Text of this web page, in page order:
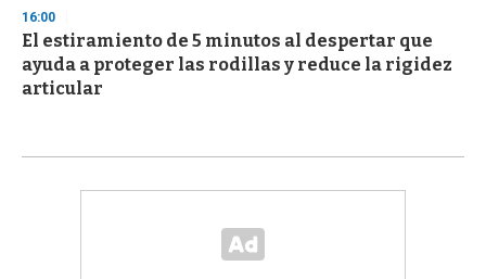
16:00
El estiramiento de 5 minutos al despertar que
ayuda a proteger las rodillas y reduce la rigidez
articular